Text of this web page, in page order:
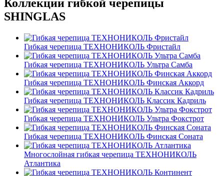
Коллекции гибкой черепицы
SHINGLAS
Гибкая черепица ТЕХНОНИКОЛЬ Фристайл
Гибкая черепица ТЕХНОНИКОЛЬ Ультра Самба
Гибкая черепица ТЕХНОНИКОЛЬ Финская Аккорд
Гибкая черепица ТЕХНОНИКОЛЬ Классик Кадриль
Гибкая черепица ТЕХНОНИКОЛЬ Ультра Фокстрот
Гибкая черепица ТЕХНОНИКОЛЬ Финская Соната
Многослойная гибкая черепица ТЕХНОНИКОЛЬ
Атлантика